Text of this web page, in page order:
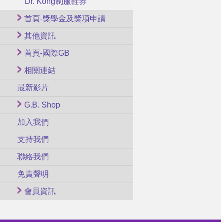
首頁-獎學金及獎項申請
其他資訊
首頁-國際GB
相關連結
最新影片
G.B. Shop
加入我們
支持我們
聯絡我們
免責聲明
會員資訊